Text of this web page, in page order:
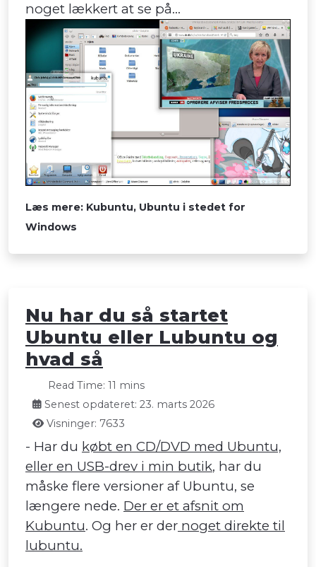
noget lækkert at se på...
Læs mere: Kubuntu, Ubuntu i stedet for
Windows
Nu har du så startet
Ubuntu eller Lubuntu og
hvad så
Read Time: 11 mins
Senest opdateret: 23. marts 2026
Visninger: 7633
- Har du købt en CD/DVD med Ubuntu,
eller en USB-drev i min butik, har du
måske flere versioner af Ubuntu, se
længere nede. Der er et afsnit om
Kubuntu. Og her er der noget direkte til
lubuntu.